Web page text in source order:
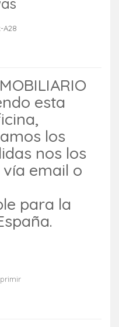
A28
esta
los
nos los
email o
para la